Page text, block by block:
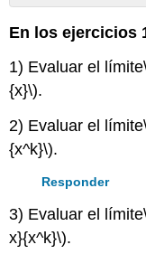
Sin
En los ejercicios
1) Evaluar el límite
{x}\).
2) Evaluar el límite
{x^k}\).
Responder
3) Evaluar el límite
x}{x^k}\).